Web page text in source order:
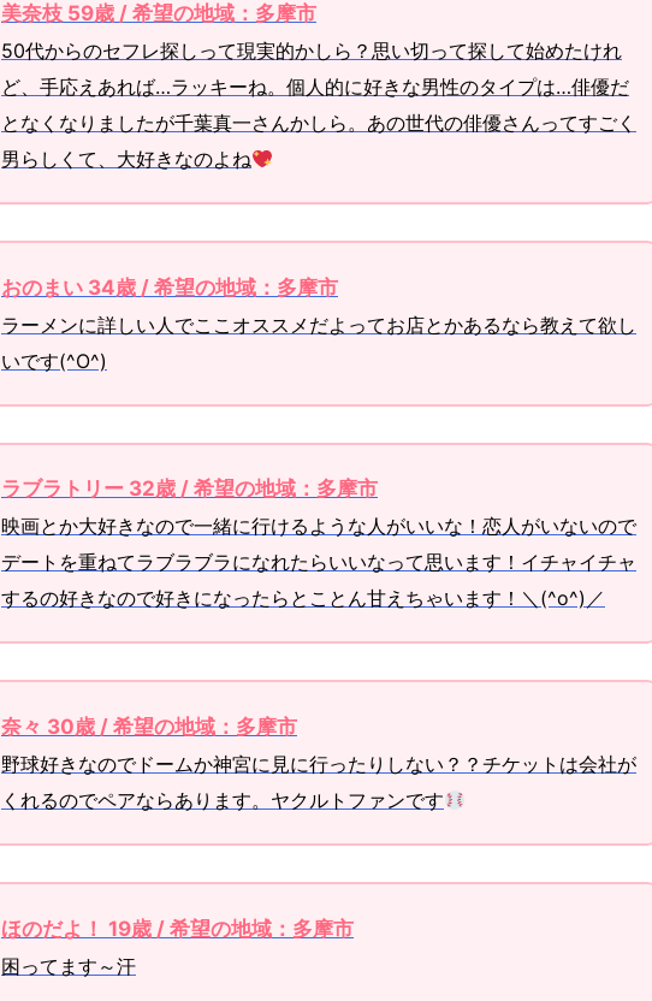
美奈枝 59歳 / 希望の地域：多摩市
50代からのセフレ探しって現実的かしら？思い切って探して始めたけれ
ど、手応えあれば…ラッキーね。個人的に好きな男性のタイプは…俳優だ
となくなりましたが千葉真一さんかしら。あの世代の俳優さんってすごく
男らしくて、大好きなのよね
おのまい 34歳 / 希望の地域：多摩市
ラーメンに詳しい人でここオススメだよってお店とかあるなら教えて欲し
いです(^O^)
ラブラトリー 32歳 / 希望の地域：多摩市
映画とか大好きなので一緒に行けるような人がいいな！恋人がいないので
デートを重ねてラブラブラになれたらいいなって思います！イチャイチャ
するの好きなので好きになったらとことん甘えちゃいます！＼(^o^)／
奈々 30歳 / 希望の地域：多摩市
野球好きなのでドームか神宮に見に行ったりしない？？チケットは会社が
くれるのでペアならあります。ヤクルトファンです
ほのだよ！ 19歳 / 希望の地域：多摩市
困ってます～汗